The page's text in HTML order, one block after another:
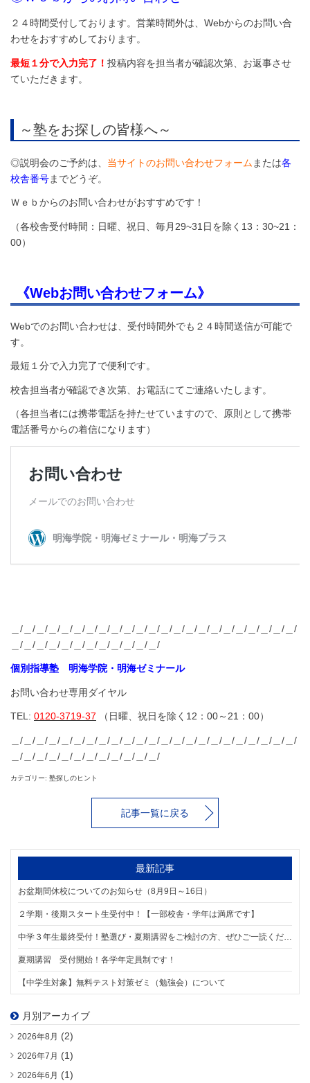
２４時間受付しております。営業時間外は、Webからのお問い合
わせをおすすめしております。
最短１分で入力完了！ 投稿内容を担当者が確認次第、お返事させ
ていただきます。
～塾をお探しの皆様へ～
◎説明会のご予約は、 当サイトのお問い合わせフォーム または各
校舎番号までどうぞ。
Ｗｅｂからのお問い合わせがおすすめです！
（各校舎受付時間：日曜、祝日、毎月29~31日を除く13：30~21：
00）
《Webお問い合わせフォーム》
Webでのお問い合わせは、受付時間外でも２４時間送信が可能で
す。
最短１分で入力完了で便利です。
校舎担当者が確認でき次第、お電話にてご連絡いたします。
（各担当者には携帯電話を持たせていますので、原則として携帯
電話番号からの着信になります）
＿/＿/＿/＿/＿/＿/＿/＿/＿/＿/＿/＿/＿/＿/＿/＿/＿/＿/＿/＿/＿/＿/＿/
＿/＿/＿/＿/＿/＿/＿/＿/＿/＿/＿/＿/
個別指導塾 明海学院・明海ゼミナール
お問い合わせ専用ダイヤル
TEL: 0120-3719-37 （日曜、祝日を除く12：00～21：00）
＿/＿/＿/＿/＿/＿/＿/＿/＿/＿/＿/＿/＿/＿/＿/＿/＿/＿/＿/＿/＿/＿/＿/
＿/＿/＿/＿/＿/＿/＿/＿/＿/＿/＿/＿/
カテゴリー: 塾探しのヒント
記事一覧に戻る
最新記事
お盆期間休校についてのお知らせ（8月9日～16日）
２学期・後期スタート生受付中！【一部校舎・学年は満席です】
中学３年生最終受付！塾選び・夏期講習をご検討の方、ぜひご一読ください。【8/1スタート】
夏期講習 受付開始！各学年定員制です！
【中学生対象】無料テスト対策ゼミ（勉強会）について
月別アーカイブ
2026年8月 (2)
2026年7月 (1)
2026年6月 (1)